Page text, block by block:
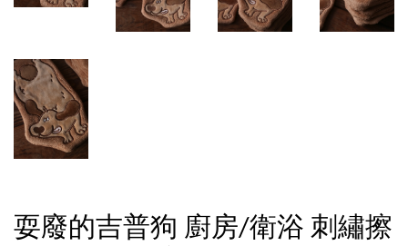
耍廢的吉普狗 廚房/衛浴 刺繡擦